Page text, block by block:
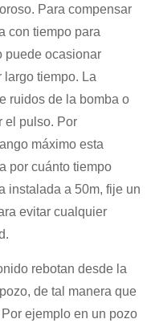
Para compensar
con tiempo para
puede ocasionar
tiempo. La
ruidos de la bomba o
el pulso. Por
máximo esta
por cuánto tiempo
instalada a 50m, fije un
evitar cualquier
rebotan desde la
de tal manera que
ejemplo en un pozo